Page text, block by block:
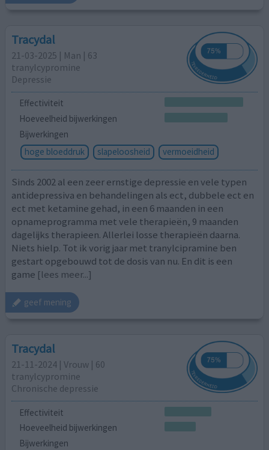
Tracydal
21-03-2025 | Man | 63
tranylcypromine
Depressie
Effectiviteit
Hoeveelheid bijwerkingen
Bijwerkingen
hoge bloeddruk
slapeloosheid vermoeidheid
Sinds 2002 al een zeer ernstige depressie en vele typen
antidepressiva en behandelingen als ect, dubbele ect en
ect met ketamine gehad, in een 6 maanden in een
opnameprogramma met vele therapieën, 9 maanden
dagelijks therapieen. Allerlei losse therapieën daarna.
Niets hielp. Tot ik vorig jaar met tranylcipramine ben
gestart opgebouwd tot de dosis van nu. En dit is een
game [lees meer...]
geef mening
Tracydal
21-11-2024 | Vrouw | 60
tranylcypromine
Chronische depressie
Effectiviteit
Hoeveelheid bijwerkingen
Bijwerkingen